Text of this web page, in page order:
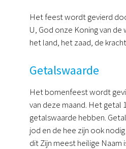
Het feest wordt gevierd
U, God onze Koning van
het land, het zaad, de
Getalswaarde
Het bomenfeest wordt
van deze maand. Het
getalswaarde hebben.
jod en de hee zijn ook
dit Zijn meest heilige Naam